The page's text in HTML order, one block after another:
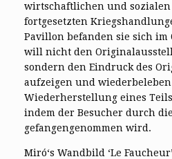
wirtschaftlichen und
fortgesetzten
Pavillon befanden sie sich im
will nicht den
sondern den Eindruck des
aufzeigen und
Wiederherstellung eines
indem der Besucher durch
gefangengenommen wird.
Miró‘s Wandbild ‘Le